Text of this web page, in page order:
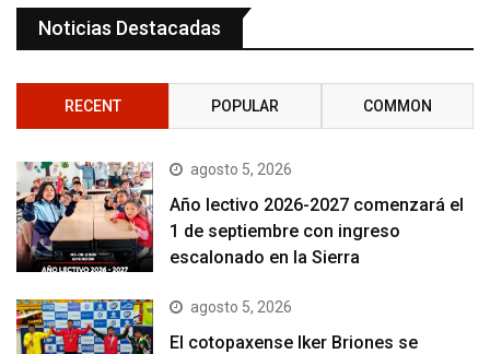
Noticias Destacadas
RECENT POPULAR COMMON
agosto 5, 2026
Año lectivo 2026-2027 comenzará el
1 de septiembre con ingreso
escalonado en la Sierra
agosto 5, 2026
El cotopaxense Iker Briones se